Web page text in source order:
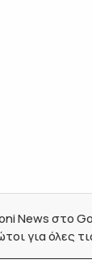
News στο
για όλες